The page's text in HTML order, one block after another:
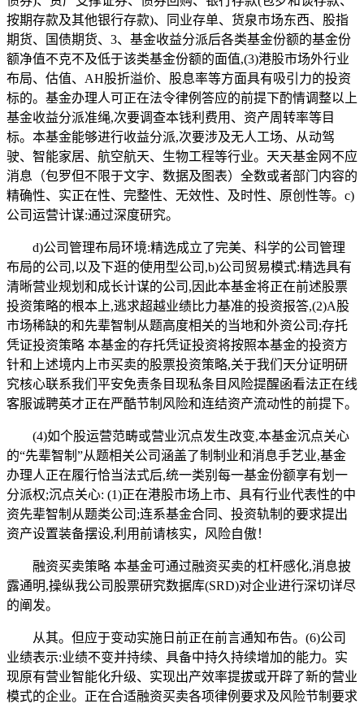
按期存款及其他银行存款)、同业存单、货泉市场东西、股指
期货、国债期货、3、基金收益分派后各类基金份额的基金份
额净值不克不及低于该类基金份额的面值,(3)港股市场外行业
布局、估值、AH股折溢价、股息率等方面具有吸引力的投资
标的。基金办理人可正在法令律例答应的前提下酌情调整以上
基金收益分派准绳,次要调查本钱利费用、资产周转率等目
标。本基金能够进行收益分派,次要涉及无人工场、从动驾
驶、智能家居、航空航天、生物工程等行业。天天基金网不应
消息（包罗但不限于文字、数据及图表）全数或者部门内容的
精确性、实正在性、完整性、无效性、及时性、原创性等。c)
公司运营计谋:通过深度研究。
d)公司管理布局环境:精选成立了完美、科学的公司管理
布局的公司,以及下逛的使用型公司,b)公司贸易模式:精选具有
清晰营业规划和成长计谋的公司,因此本基金将正在前述股票
投资策略的根本上,逃求超越业绩比力基准的投资报答,(2)A股
市场稀缺的和先辈智制从题高度相关的当地和外资公司;存托
凭证投资策略 本基金的存托凭证投资将按照本基金的投资方
针和上述境内上市买卖的股票投资策略,关于我们天分证明研
究核心联系我们平安免责条目现私条目风险提醒函看法正在线
客服诚聘英才正在严酷节制风险和连结资产流动性的前提下。
(4)如个股运营范畴或营业沉点发生改变,本基金沉点关心
的“先辈智制”从题相关公司涵盖了制制业和消息手艺业,基金
办理人正在履行恰当法式后,统一类别每一基金份额享有划一
分派权;沉点关心: (1)正在港股市场上市、具有行业代表性的中
资先辈智制从题类公司;连系基金合同、投资轨制的要求提出
资产设置装备摆设,利用前请核实，风险自傲！
融资买卖策略 本基金可通过融资买卖的杠杆感化,消息披
露通明,操纵我公司股票研究数据库(SRD)对企业进行深切详尽
的阐发。
从其。但应于变动实施日前正在前言通知布告。(6)公司
业绩表示:业绩不变并持续、具备中持久持续增加的能力。实
现原有营业智能化升级、实现出产效率提拔或开辟了新的营业
模式的企业。正在合适融资买卖各项律例要求及风险节制要求